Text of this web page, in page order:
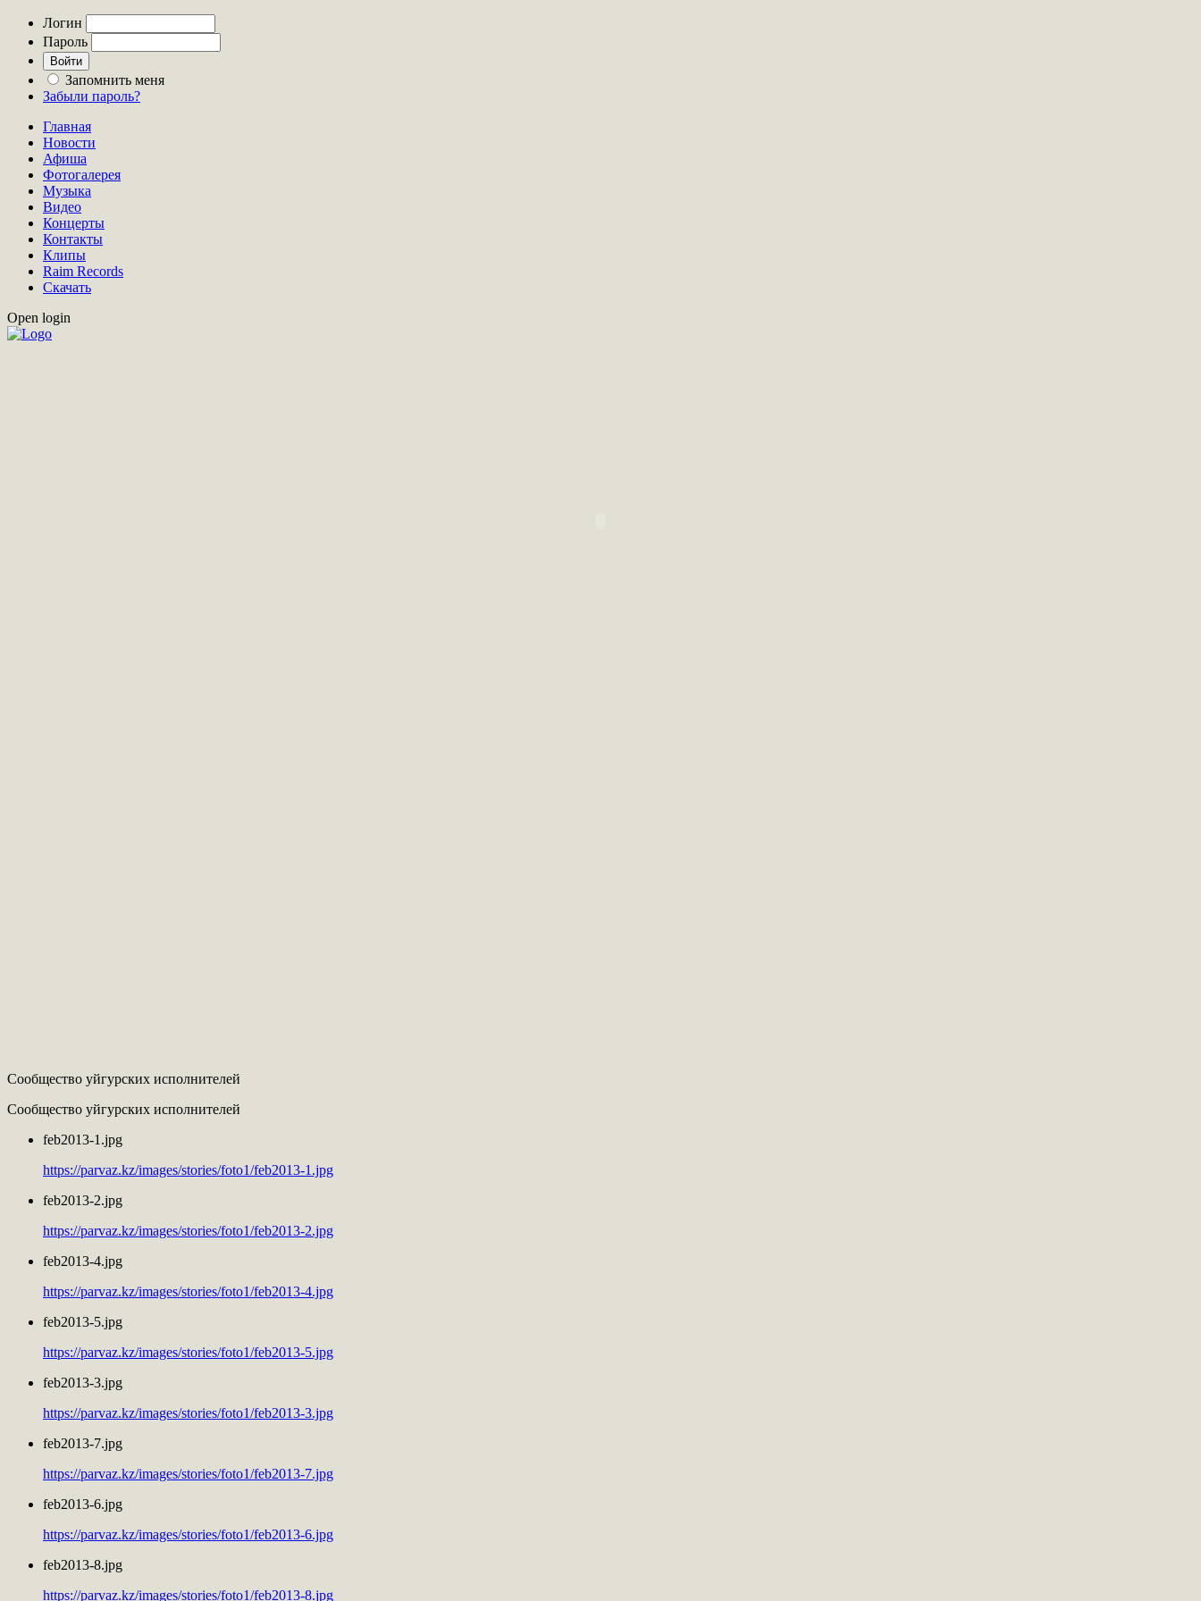
Логин
Пароль
Запомнить меня
Забыли пароль?
Главная
Новости
Афиша
Фотогалерея
Музыка
Видео
Концерты
Контакты
Клипы
Raim Records
Скачать
Open login
Сообщество уйгурских исполнителей
Сообщество уйгурских исполнителей
feb2013-1.jpg
https://parvaz.kz/images/stories/foto1/feb2013-1.jpg
feb2013-2.jpg
https://parvaz.kz/images/stories/foto1/feb2013-2.jpg
feb2013-4.jpg
https://parvaz.kz/images/stories/foto1/feb2013-4.jpg
feb2013-5.jpg
https://parvaz.kz/images/stories/foto1/feb2013-5.jpg
feb2013-3.jpg
https://parvaz.kz/images/stories/foto1/feb2013-3.jpg
feb2013-7.jpg
https://parvaz.kz/images/stories/foto1/feb2013-7.jpg
feb2013-6.jpg
https://parvaz.kz/images/stories/foto1/feb2013-6.jpg
feb2013-8.jpg
https://parvaz.kz/images/stories/foto1/feb2013-8.jpg